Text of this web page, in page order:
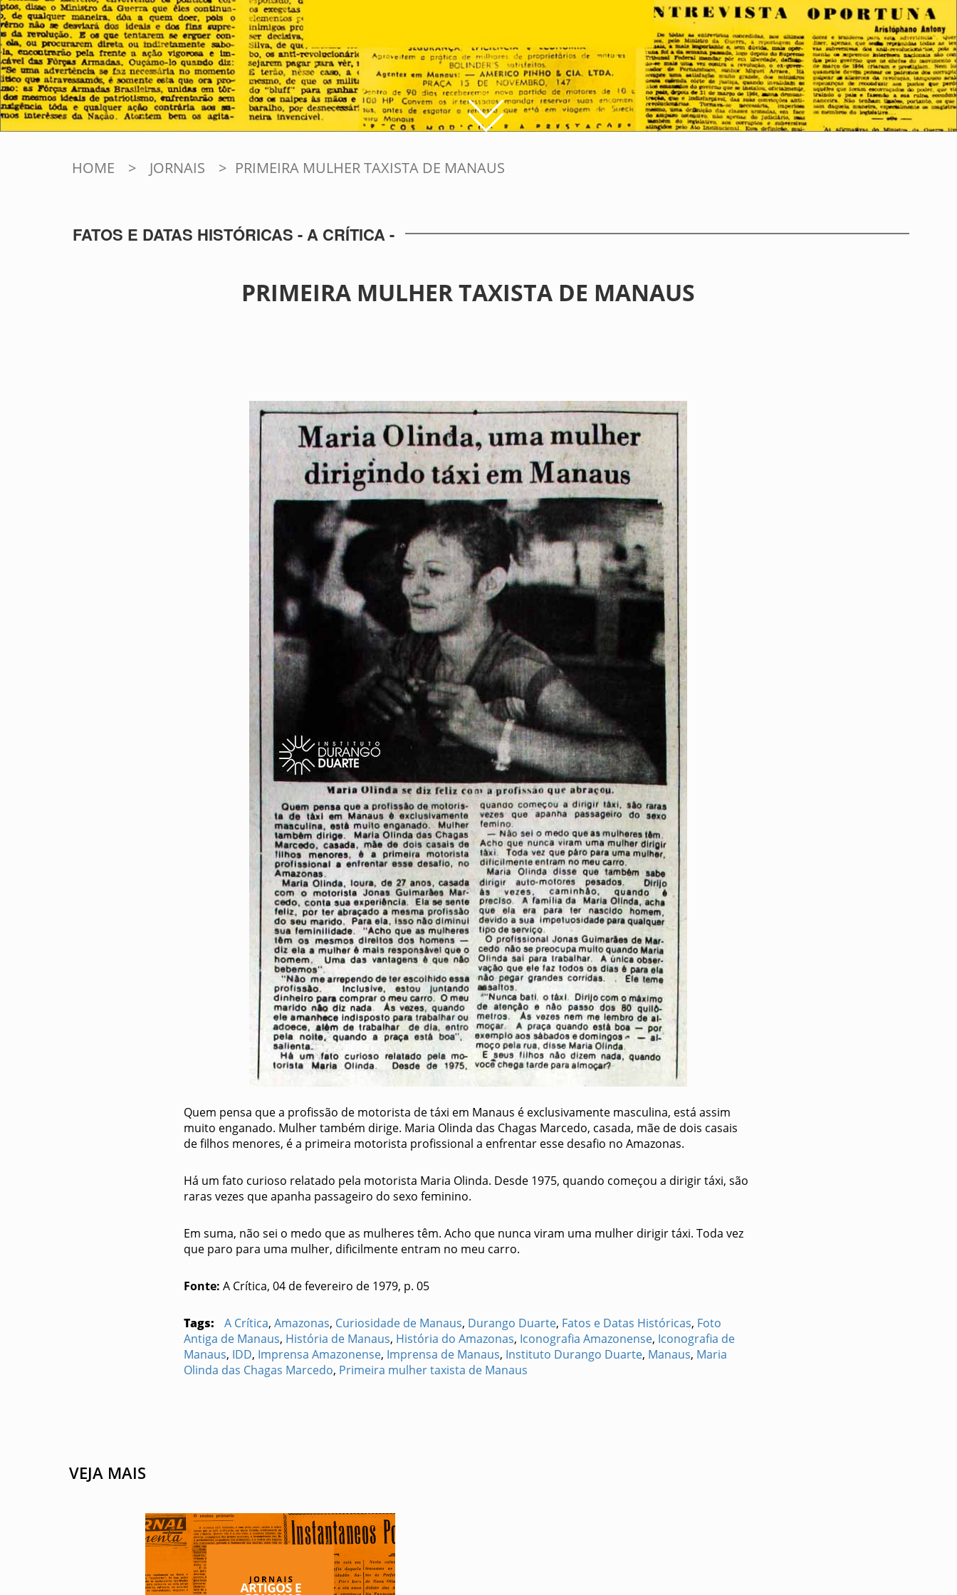
HOME > JORNAIS > PRIMEIRA MULHER TAXISTA DE MANAUS
FATOS E DATAS HISTÓRICAS - A CRÍTICA -
PRIMEIRA MULHER TAXISTA DE MANAUS
Quem pensa que a profissão de motorista de táxi em Manaus é exclusivamente masculina, está assim
muito enganado. Mulher também dirige. Maria Olinda das Chagas Marcedo, casada, mãe de dois casais
de filhos menores, é a primeira motorista profissional a enfrentar esse desafio no Amazonas.
Há um fato curioso relatado pela motorista Maria Olinda. Desde 1975, quando começou a dirigir táxi, são
raras vezes que apanha passageiro do sexo feminino.
Em suma, não sei o medo que as mulheres têm. Acho que nunca viram uma mulher dirigir táxi. Toda vez
que paro para uma mulher, dificilmente entram no meu carro.
Fonte: A Crítica, 04 de fevereiro de 1979, p. 05
Tags: A Crítica, Amazonas, Curiosidade de Manaus, Durango Duarte, Fatos e Datas Históricas, Foto
Antiga de Manaus, História de Manaus, História do Amazonas, Iconografia Amazonense, Iconografia de
Manaus, IDD, Imprensa Amazonense, Imprensa de Manaus, Instituto Durango Duarte, Manaus, Maria
Olinda das Chagas Marcedo, Primeira mulher taxista de Manaus
VEJA MAIS